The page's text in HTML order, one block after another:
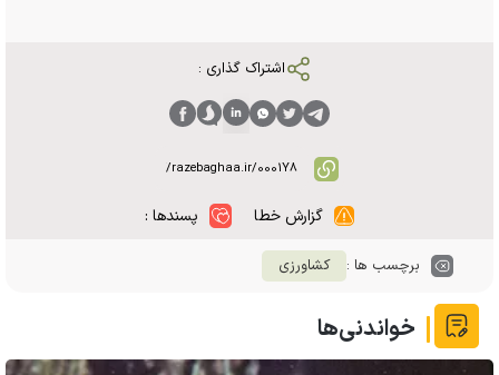
اشتراک گذاری :
گزارش خطا پسندها :
برچسب ها : کشاورزی
خواندنی‌ها